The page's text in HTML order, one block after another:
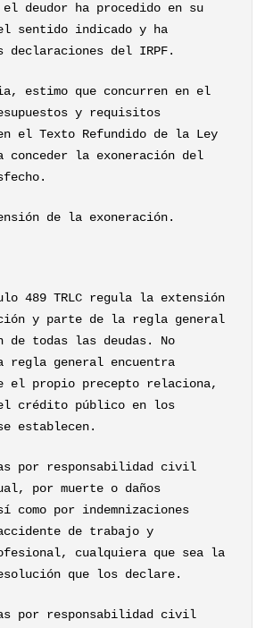
deudor ha procedido en su
sentido indicado y ha
declaraciones del IRPF.
estimo que concurren en el
y requisitos
el Texto Refundido de la Ley
conceder la exoneración del
de la exoneración.
489 TRLC regula la extensión
y parte de la regla general
de todas las deudas. No
regla general encuentra
el propio precepto relaciona,
crédito público en los
establecen.
por responsabilidad civil
por muerte o daños
como por indemnizaciones
de trabajo y
cualquiera que sea la
que los declare.
por responsabilidad civil